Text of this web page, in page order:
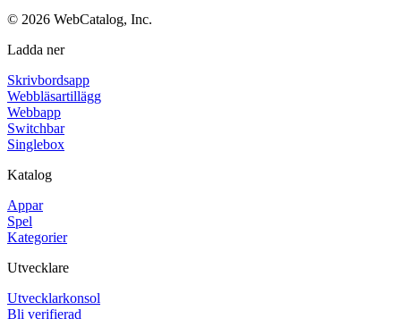
© 2026 WebCatalog, Inc.
Ladda ner
Skrivbordsapp
Webbläsartillägg
Webbapp
Switchbar
Singlebox
Katalog
Appar
Spel
Kategorier
Utvecklare
Utvecklarkonsol
Bli verifierad